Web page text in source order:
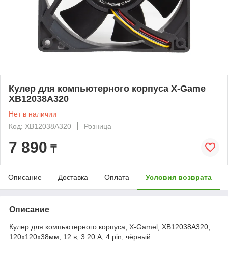
Кулер для компьютерного корпуса X-Game
XB12038A320
Нет в наличии
Код: XB12038A320
Розница
7 890 ₸
Описание Доставка Оплата Условия возврата
Описание
Кулер для компьютерного корпуса, X-Gamel, XB12038A320,
120x120x38мм, 12 в, 3.20 А, 4 pin, чёрный